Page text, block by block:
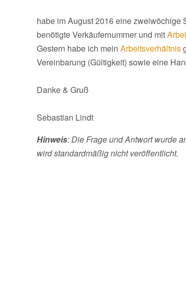
habe im August 2016 eine zweiwöchige
benötigte Verkäufernummer und mit
Gestern habe ich mein Arbeitsverhältnis
Vereinbarung (Gültigkeit) sowie eine
Danke & Gruß
Sebastian Lindt
Hinweis: Die Frage und Antwort wurde
wird standardmäßig nicht veröffentlicht.